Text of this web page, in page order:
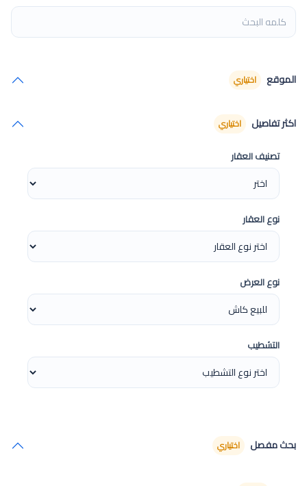
الموقع اختياري
اكثر تفاصيل اختياري
تصنيف العقار
نوع العقار
نوع العرض
التشطيب
بحث مفصل اختياري